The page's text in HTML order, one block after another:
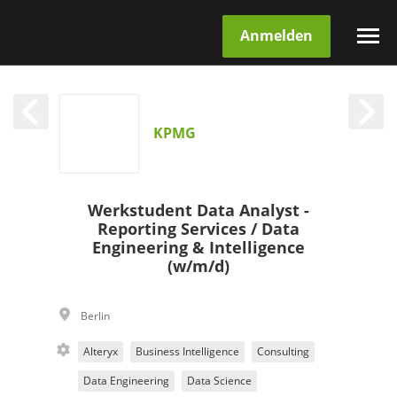
Anmelden
KPMG
Werkstudent Data Analyst -
Reporting Services / Data
Engineering & Intelligence
(w/m/d)
Berlin
Alteryx Business Intelligence Consulting
Data Engineering Data Science